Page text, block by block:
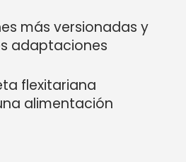
más versionadas y
adaptaciones
flexitariana
alimentación